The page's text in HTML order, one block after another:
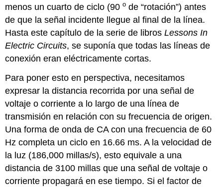
menos un cuarto de ciclo (90o de “rotación”) antes
de que la señal incidente llegue al final de la línea.
Hasta este capítulo de la serie de librosLessons In
Electric Circuits, se suponía que todas las líneas de
conexión eran eléctricamente cortas.
Para poner esto en perspectiva, necesitamos
expresar la distancia recorrida por una señal de
voltaje o corriente a lo largo de una línea de
transmisión en relación con su frecuencia de origen.
Una forma de onda de CA con una frecuencia de 60
Hz completa un ciclo en 16.66 ms. A la velocidad de
la luz (186,000 millas/s), esto equivale a una
distancia de 3100 millas que una señal de voltaje o
corriente propagará en ese tiempo. Si el factor de